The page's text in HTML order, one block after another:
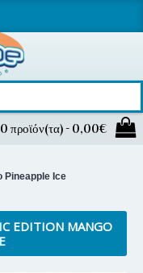
0 προϊόν(τα) - 0,00€
Pineapple Ice
EDITION MANGO